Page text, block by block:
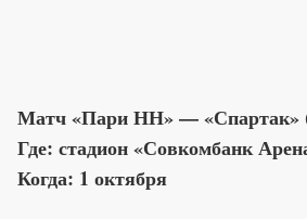
Матч «Пари НН» — «Спартак»
Где: стадион «Совкомбанк
Когда: 1 октября